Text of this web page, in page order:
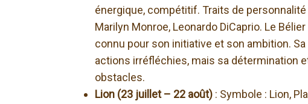
énergique, compétitif. Traits de
Marilyn Monroe, Leonardo DiCaprio. Le
connu pour son initiative et son ambition.
actions irréfléchies, mais sa détermination
obstacles.
Lion (23 juillet – 22 août) : Symbole : Lion,